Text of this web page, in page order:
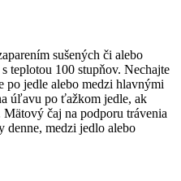
sušených či alebo
teplotou 100 stupňov. Nechajte
po jedle alebo medzi hlavnými
úľavu po ťažkom jedle, ak
čaj na podporu trávenia
denne, medzi jedlo alebo